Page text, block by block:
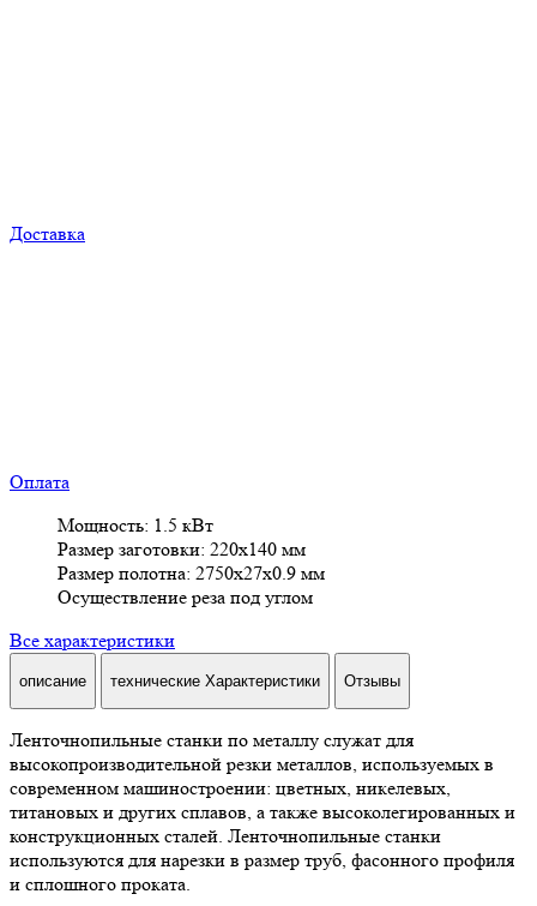
Доставка
Оплата
Мощность: 1.5 кВт
Размер заготовки: 220x140 мм
Размер полотна: 2750x27x0.9 мм
Осуществление реза под углом
Все характеристики
описание технические Характеристики Отзывы
Ленточнопильные станки по металлу служат для
высокопроизводительной резки металлов, используемых в
современном машиностроении: цветных, никелевых,
титановых и других сплавов, а также высоколегированных и
конструкционных сталей. Ленточнопильные станки
используются для нарезки в размер труб, фасонного профиля
и сплошного проката.